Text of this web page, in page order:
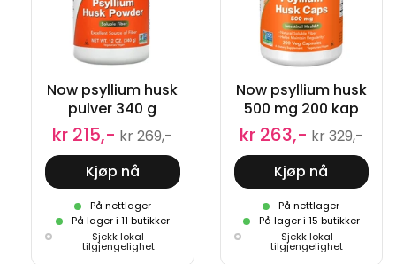
Now psyllium husk
pulver 340 g
kr 215,- kr 269,-
Kjøp nå
På nettlager
På lager i 11 butikker
Sjekk lokal
tilgjengelighet
Now psyllium husk
500 mg 200 kap
kr 263,- kr 329,-
Kjøp nå
På nettlager
På lager i 15 butikker
Sjekk lokal
tilgjengelighet